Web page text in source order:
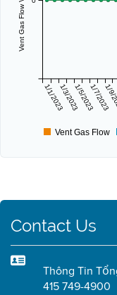
1/1/20231/3/20231/5/20231/7/2023
1/
Vent Gas Flow
Contact Us
Thông Tin
415 749-4900